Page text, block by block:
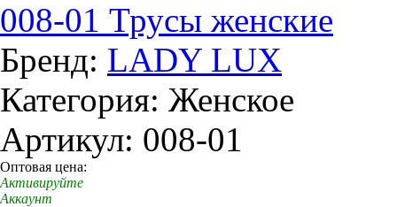
008-01 Трусы женские
Бренд: LADY LUX
Категория: Женское
Артикул: 008-01
Оптовая цена:
Активируйте
Аккаунт